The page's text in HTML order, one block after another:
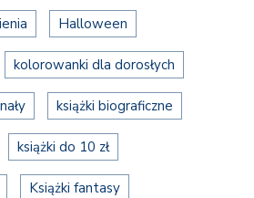
Halloween
kolorowanki dla dorosłych
książki biograficzne
książki do 10 zł
Książki fantasy